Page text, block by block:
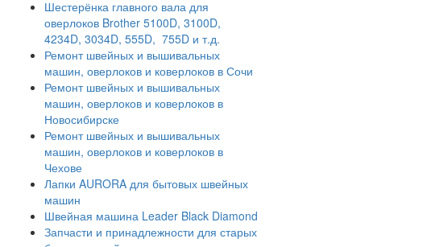
Шестерёнка главного вала для
оверлоков Brother 5100D, 3100D,
4234D, 3034D, 555D, 755D и т.д.
Ремонт швейных и вышивальных
машин, оверлоков и коверлоков в Сочи
Ремонт швейных и вышивальных
машин, оверлоков и коверлоков в
Новосибирске
Ремонт швейных и вышивальных
машин, оверлоков и коверлоков в
Чехове
Лапки AURORA для бытовых швейных
машин
Швейная машина Leader Black Diamond
Запчасти и принадлежности для старых